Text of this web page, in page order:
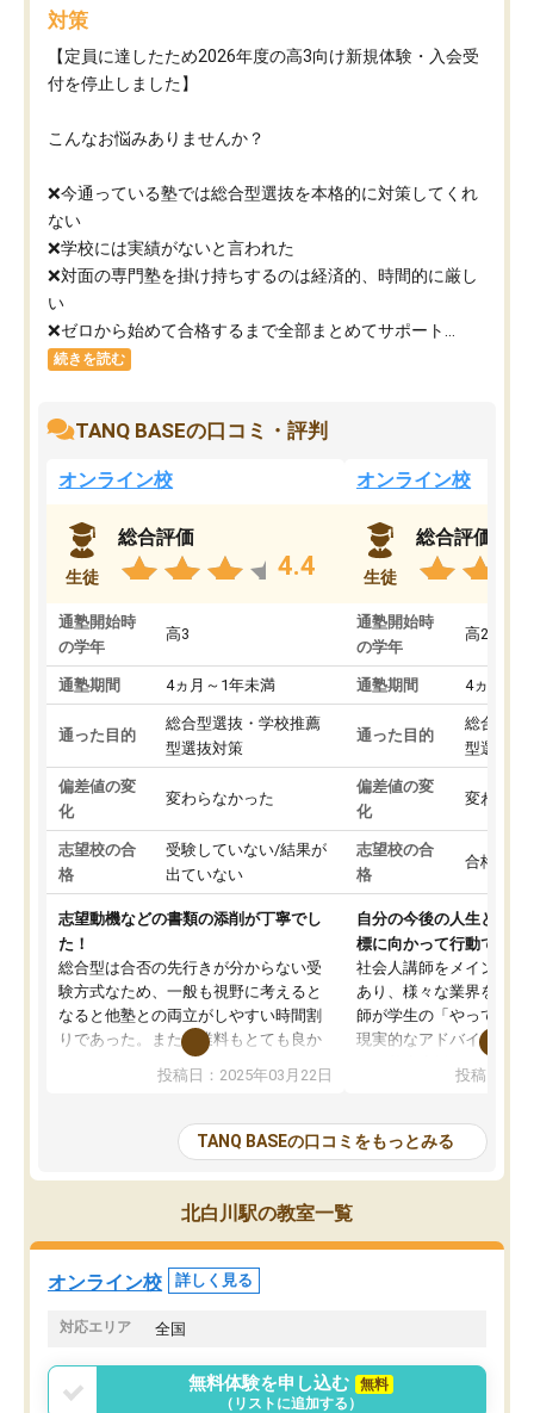
対策
【定員に達したため2026年度の高3向け新規体験・入会受
付を停止しました】
こんなお悩みありませんか？
❌今通っている塾では総合型選抜を本格的に対策してくれ
ない
❌学校には実績がないと言われた
❌対面の専門塾を掛け持ちするのは経済的、時間的に厳し
い
❌ゼロから始めて合格するまで全部まとめてサポート...
続きを読む
TANQ BASEの口コミ・評判
オンライン校
生徒
総合評価
4.4
通塾開始時
の学年
高3
通塾期間 4ヵ月～1年未満
通った目的
総合型選抜・学校推薦
型選抜対策
偏差値の変
化
変わらなかった
志望校の合
格
受験していない/結果が
出ていない
志望動機などの書類の添削が丁寧でし
た！
総合型は合否の先行きが分からない受
験方式なため、一般も視野に考えると
なると他塾との両立がしやすい時間割
りであった。また授業料もとても良か
総合型の多くの塾は大学生が見ること
大学生の目だけでなく、数人の大人に
も目を通して頂ける。そのため多くの
意見を聞くことができ、より良いもの
を推敲することが可能だ。
どの人も優しく、親身に接してくださ
るのでやる気も出て、良かったで
す！！
投稿日：2025年03月22日
オンライン校
生徒
総合評価
通塾開始時
の学年
高2
通塾期間 4ヵ月～1
通った目的
総合型選
型選抜対
偏差値の変
化
変わらな
志望校の合
格
合格した
自分の今後の人生と真剣
標に向かって行動できる
社会人講師をメインとし
あり、様々な業界を経験
師が学生の「やってみた
現実的なアドバイスを行
分野について学生知識
総合型選抜対策として志
接・小論文などの技術指
ション内容になっていま
を社会人として働いてい
標を見つける事が出来ま
投稿日：
TANQ BASEの口コミをもっとみる
北白川駅の教室一覧
オンライン校 詳しく見る
対応エリア 全国
無料体験を申し込む
無料
（リストに追加する）